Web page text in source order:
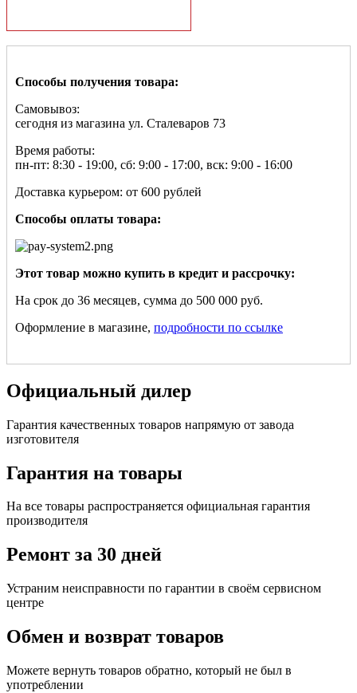
Способы получения товара:
Самовывоз:
сегодня из магазина ул. Сталеваров 73
Время работы:
пн-пт: 8:30 - 19:00, сб: 9:00 - 17:00, вск: 9:00 - 16:00
Доставка курьером: от 600 рублей
Способы оплаты товара:
Этот товар можно купить в кредит и рассрочку:
На срок до 36 месяцев, сумма до 500 000 руб.
Оформление в магазине, подробности по ссылке
Официальный дилер
Гарантия качественных товаров напрямую от завода
изготовителя
Гарантия на товары
На все товары распространяется официальная гарантия
производителя
Ремонт за 30 дней
Устраним неисправности по гарантии в своём сервисном
центре
Обмен и возврат товаров
Можете вернуть товаров обратно, который не был в
употреблении